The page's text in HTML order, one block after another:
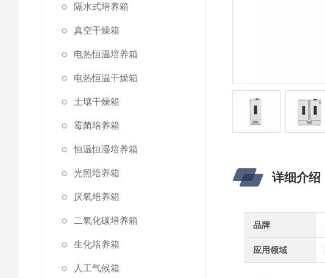
隔水式培养箱
真空干燥箱
电热恒温培养箱
电热恒温干燥箱
土壤干燥箱
霉菌培养箱
恒温恒湿培养箱
光照培养箱
厌氧培养箱
二氧化碳培养箱
生化培养箱
人工气候箱
详细介绍
品牌
应用领域